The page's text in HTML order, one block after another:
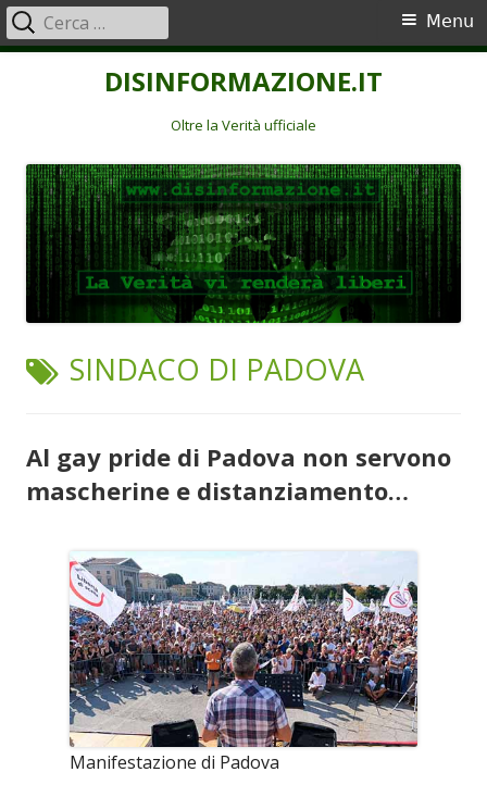
DISINFORMAZIONE.IT
Oltre la Verità ufficiale
Menu
principale
Menu
Ricerca
per:
TAG:
SINDACO DI PADOVA
Al gay pride di Padova non servono
mascherine e distanziamento…
Manifestazione di Padova